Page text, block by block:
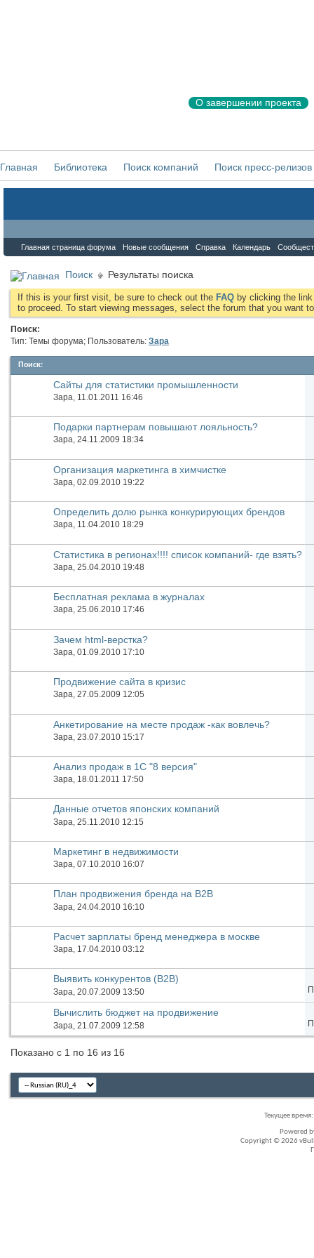
О завершении проекта
Главная Библиотека Поиск компаний Поиск пресс-релизов
Главная страница форума Новые сообщения Справка Календарь
Поиск Результаты поиска
If this is your first visit, be sure to check out the FAQ by clicking the
to proceed. To start viewing messages, select the forum that you want
Поиск:
Тип: Темы форума; Пользователь: Зара
Поиск:
Сайты для статистики промышленности
Зара, 11.01.2011 16:46
Подарки партнерам повышают лояльность?
Зара, 24.11.2009 18:34
Организация маркетинга в химчистке
Зара, 02.09.2010 19:22
Определить долю рынка конкурирующих брендов
Зара, 11.04.2010 18:29
Статистика в регионах!!!! список компаний- где взять?
Зара, 25.04.2010 19:48
Бесплатная реклама в журналах
Зара, 25.06.2010 17:46
Зачем html-верстка?
Зара, 01.09.2010 17:10
Продвижение сайта в кризис
Зара, 27.05.2009 12:05
Анкетирование на месте продаж -как вовлечь?
Зара , 23.07.2010 15:17
Анализ продаж в 1С "8 версия"
Зара, 18.01.2011 17:50
Данные отчетов японских компаний
Зара , 25.11.2010 12:15
Маркетинг в недвижимости
Зара, 07.10.2010 16:07
План продвижения бренда на B2B
Зара , 24.04.2010 16:10
Расчет зарплаты бренд менеджера в москве
Зара, 17.04.2010 03:12
Выявить конкурентов (В2В)
Зара , 20.07.2009 13:50
Вычислить бюджет на продвижение
Зара , 21.07.2009 12:58
Показано с 1 по 16 из 16
Текущее время:
Powered
Copyright © 2026